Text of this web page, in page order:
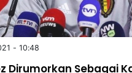
- 10:48
Dirumorkan Sebagai